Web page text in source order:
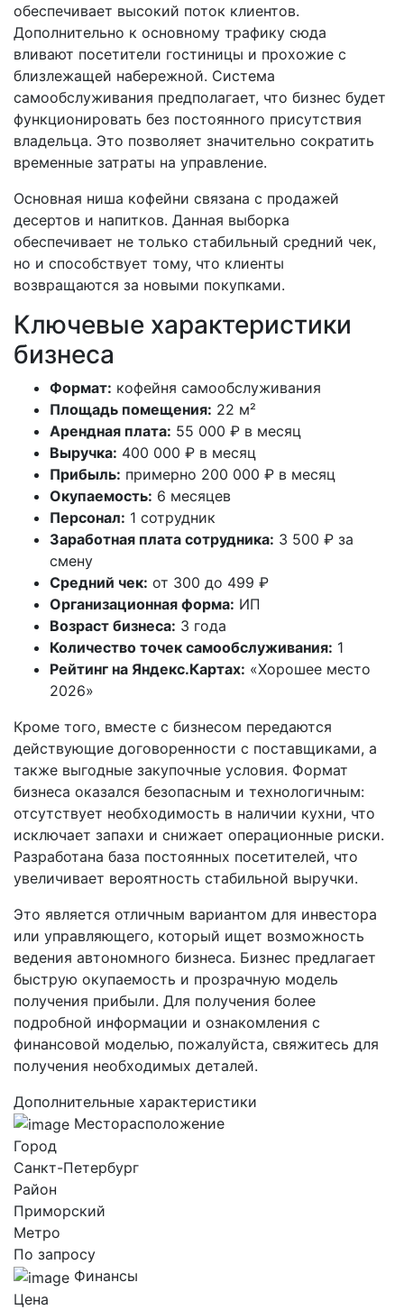
обеспечивает высокий поток клиентов.
Дополнительно к основному трафику сюда
вливают посетители гостиницы и прохожие с
близлежащей набережной. Система
самообслуживания предполагает, что бизнес будет
функционировать без постоянного присутствия
владельца. Это позволяет значительно сократить
временные затраты на управление.
Основная ниша кофейни связана с продажей
десертов и напитков. Данная выборка
обеспечивает не только стабильный средний чек,
но и способствует тому, что клиенты
возвращаются за новыми покупками.
Ключевые характеристики
бизнеса
Формат: кофейня самообслуживания
Площадь помещения: 22 м²
Арендная плата: 55 000 ₽ в месяц
Выручка: 400 000 ₽ в месяц
Прибыль: примерно 200 000 ₽ в месяц
Окупаемость: 6 месяцев
Персонал: 1 сотрудник
Заработная плата сотрудника: 3 500 ₽ за
смену
Средний чек: от 300 до 499 ₽
Организационная форма: ИП
Возраст бизнеса: 3 года
Количество точек самообслуживания: 1
Рейтинг на Яндекс.Картах: «Хорошее место
2026»
Кроме того, вместе с бизнесом передаются
действующие договоренности с поставщиками, а
также выгодные закупочные условия. Формат
бизнеса оказался безопасным и технологичным:
отсутствует необходимость в наличии кухни, что
исключает запахи и снижает операционные риски.
Разработана база постоянных посетителей, что
увеличивает вероятность стабильной выручки.
Это является отличным вариантом для инвестора
или управляющего, который ищет возможность
ведения автономного бизнеса. Бизнес предлагает
быструю окупаемость и прозрачную модель
получения прибыли. Для получения более
подробной информации и ознакомления с
финансовой моделью, пожалуйста, свяжитесь для
получения необходимых деталей.
Дополнительные характеристики
Месторасположение
Город
Санкт-Петербург
Район
Приморский
Метро
По запросу
Финансы
Цена